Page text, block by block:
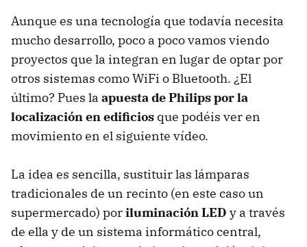
Aunque es una tecnología que todavía necesita
mucho desarrollo, poco a poco vamos viendo
proyectos que la integran en lugar de optar por
otros sistemas como WiFi o Bluetooth. ¿El
último? Pues la apuesta de Philips por la
localización en edificios que podéis ver en
movimiento en el siguiente vídeo.
La idea es sencilla, sustituir las lámparas
tradicionales de un recinto (en este caso un
supermercado) poriluminación LED y a través
de ella y de un sistema informático central,